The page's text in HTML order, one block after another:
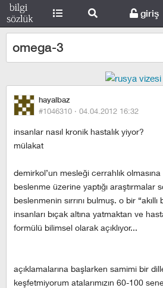
giriş
omega-3
hayalbaz
#1046310 · 04.04.2012 16:32
insanlar nasıl kronik hastalık yiyor?
mülakat
demirkol’un mesleği cerrahlık
beslenme üzerine yaptığı araştırmalar
beslenmenin sırrını bulmuş. o bir
insanları bıçak altına yatmaktan ve
formülü bilimsel olarak açıklıyor...
açıklamalarına başlarken samimi bir
keşfetmiyorum atalarımızın 60-100